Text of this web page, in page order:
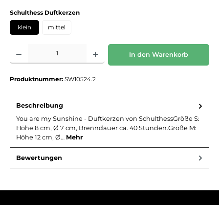
Schulthess Duftkerzenauswählen
klein mittel
Produkt Anzahl: Gib den gewünschten Wert ein oder benutze die Schaltflächen um
In den Warenkorb
Produktnummer: SW10524.2
Beschreibung
You are my Sunshine - Duftkerzen von SchulthessGröße S:
Höhe 8 cm, Ø 7 cm, Brenndauer ca. 40 Stunden.Größe M:
Höhe 12 cm, Ø… Mehr
Bewertungen